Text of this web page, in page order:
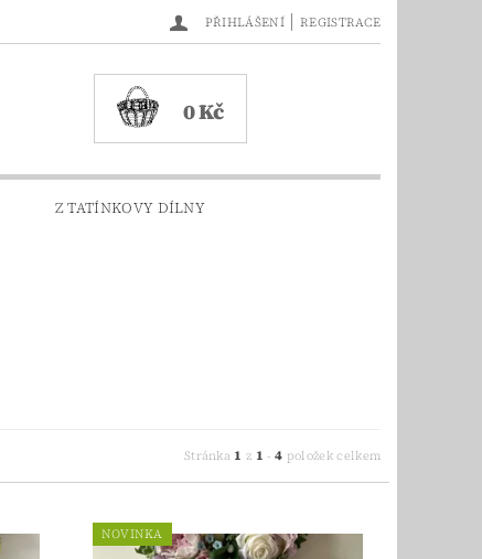
PŘIHLÁŠENÍ | REGISTRACE
0 Kč
Z TATÍNKOVY DÍLNY
Stránka 1 z 1 -4 položek celkem
NOVINKA